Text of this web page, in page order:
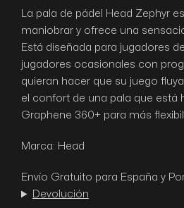
La pala de pádel Head Zephyr
maniobrar y ofrece una
Está diseñada para jugadores
jugadores ocasionales con
quieran hacer que su juego
el confort de una pala que está
Graphene 360+ para más
Marca: Head
Envío Gratuito para España y
Devolución